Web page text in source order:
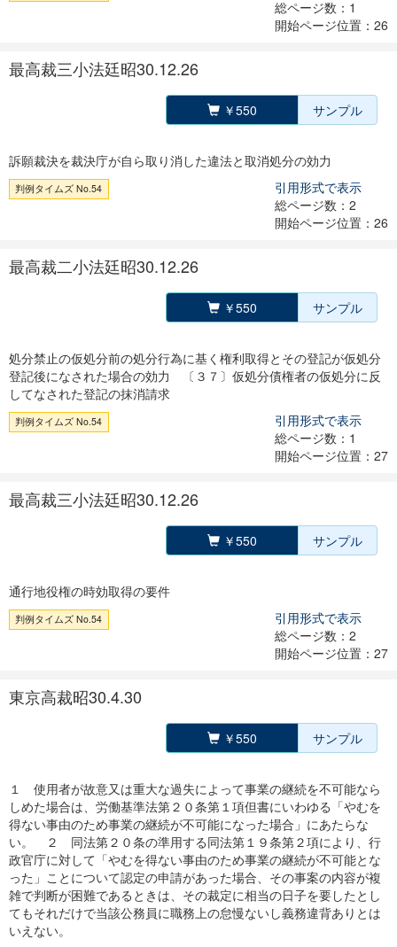
総ページ数：1
開始ページ位置：26
最高裁三小法廷昭30.12.26
￥550 サンプル
訴願裁決を裁決庁が自ら取り消した違法と取消処分の効力
判例タイムズ No.54
引用形式で表示
総ページ数：2
開始ページ位置：26
最高裁二小法廷昭30.12.26
￥550 サンプル
処分禁止の仮処分前の処分行為に基く権利取得とその登記が仮処分
登記後になされた場合の効力 〔３７〕仮処分債権者の仮処分に反
してなされた登記の抹消請求
判例タイムズ No.54
引用形式で表示
総ページ数：1
開始ページ位置：27
最高裁三小法廷昭30.12.26
￥550 サンプル
通行地役権の時効取得の要件
判例タイムズ No.54
引用形式で表示
総ページ数：2
開始ページ位置：27
東京高裁昭30.4.30
￥550 サンプル
１ 使用者が故意又は重大な過失によって事業の継続を不可能なら
しめた場合は、労働基準法第２０条第１項但書にいわゆる「やむを
得ない事由のため事業の継続が不可能になった場合」にあたらな
い。 ２ 同法第２０条の準用する同法第１９条第２項により、行
政官庁に対して「やむを得ない事由のため事業の継続が不可能とな
った」ことについて認定の申請があった場合、その事案の内容が複
雑で判断が困難であるときは、その裁定に相当の日子を要したとし
てもそれだけで当該公務員に職務上の怠慢ないし義務違背ありとは
いえない。